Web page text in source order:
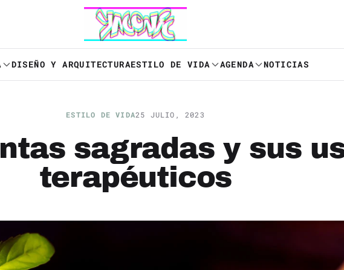
DISEÑO Y ARQUITECTURAESTILO DE VIDA AGENDA NOTICIAS
ESTILO DE VIDA25 JULIO, 2023
sagradas y sus
terapéuticos